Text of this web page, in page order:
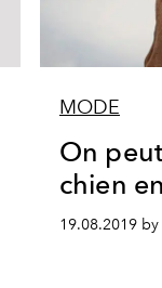
MODE
On
chien
19.08.2019 by